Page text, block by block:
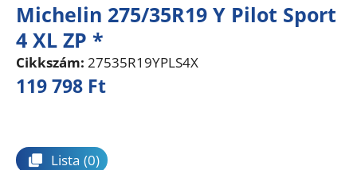
Michelin 275/35R19 Y Pilot Sport
4 XL ZP *
Cikkszám: 27535R19YPLS4X
119 798 Ft
Lista (0)